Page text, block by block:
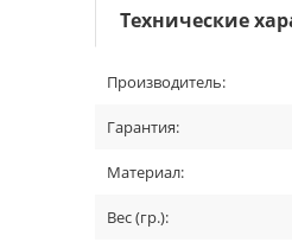
Технические
Производитель:
Гарантия:
Материал:
Вес (гр.):